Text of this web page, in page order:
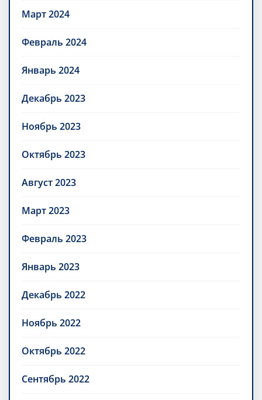
Март 2024
Февраль 2024
Январь 2024
Декабрь 2023
Ноябрь 2023
Октябрь 2023
Август 2023
Март 2023
Февраль 2023
Январь 2023
Декабрь 2022
Ноябрь 2022
Октябрь 2022
Сентябрь 2022